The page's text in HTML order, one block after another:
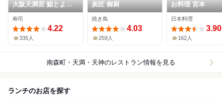
大阪天満宮 鮨とよな
が
寿司
4.22
335人
炭匠 御厨
焼き鳥
4.03
259人
お料理 宮本
日本料理
3.90
162人
南森町・天満・天神のレストラン情報を見る
ランチのお店を探す